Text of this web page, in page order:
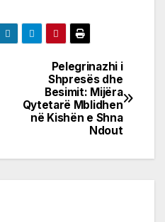
Pelegrinazhi i
Shpresës dhe
Besimit: Mijëra
Qytetarë Mblidhen
në Kishën e Shna
Ndout